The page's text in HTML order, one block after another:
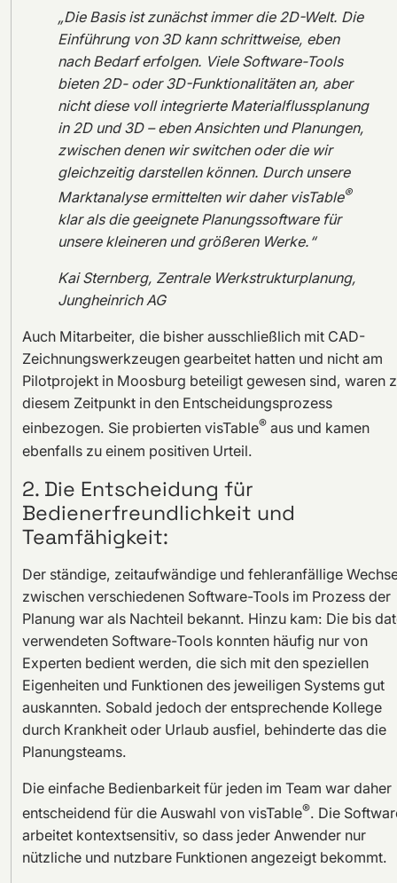
„Die Basis ist zunächst immer die 2D-Welt. Die
Einführung von 3D kann schrittweise, eben
nach Bedarf erfolgen. Viele Software-Tools
bieten 2D- oder 3D-Funktionalitäten an, aber
nicht diese voll integrierte Materialflussplanung
in 2D und 3D – eben Ansichten und Planungen,
zwischen denen wir switchen oder die wir
gleichzeitig darstellen können. Durch unsere
Marktanalyse ermittelten wir daher visTable®
klar als die geeignete Planungssoftware für
unsere kleineren und größeren Werke.“
Kai Sternberg, Zentrale Werkstrukturplanung,
Jungheinrich AG
Auch Mitarbeiter, die bisher ausschließlich mit CAD-
Zeichnungswerkzeugen gearbeitet hatten und nicht am
Pilotprojekt in Moosburg beteiligt gewesen sind, waren
diesem Zeitpunkt in den Entscheidungsprozess
einbezogen. Sie probierten visTable®aus und kamen
ebenfalls zu einem positiven Urteil.
2. Die Entscheidung für
Bedienerfreundlichkeit und
Teamfähigkeit:
Der ständige, zeitaufwändige und fehleranfällige
zwischen verschiedenen Software-Tools im Prozess der
Planung war als Nachteil bekannt. Hinzu kam: Die bis
verwendeten Software-Tools konnten häufig nur von
Experten bedient werden, die sich mit den speziellen
Eigenheiten und Funktionen des jeweiligen Systems gut
auskannten. Sobald jedoch der entsprechende Kollege
durch Krankheit oder Urlaub ausfiel, behinderte das die
Planungsteams.
Die einfache Bedienbarkeit für jeden im Team war daher
entscheidend für die Auswahl von visTable®. Die
arbeitet kontextsensitiv, so dass jeder Anwender nur
nützliche und nutzbare Funktionen angezeigt bekommt.